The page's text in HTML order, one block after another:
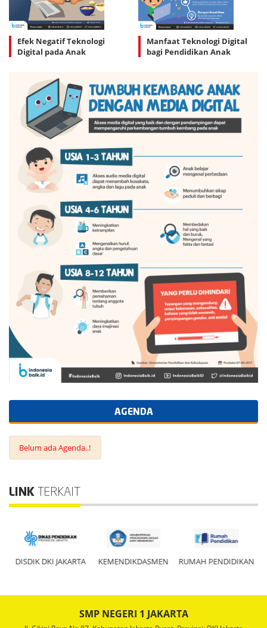
Efek Negatif Teknologi
Digital pada Anak
Manfaat Teknologi Digital
bagi Pendidikan Anak
AGENDA
Belum ada Agenda..!
LINK TERKAIT
DISDIK DKI JAKARTA KEMENDIKDASMEN RUMAH PENDIDIKAN
SMP NEGERI 1 JAKARTA